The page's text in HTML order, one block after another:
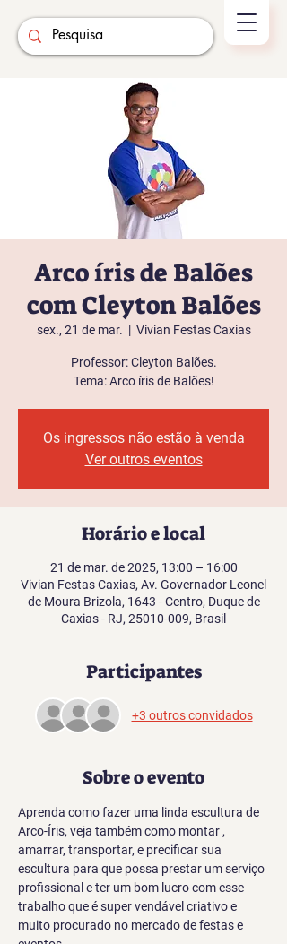
Arco íris de Balões
com Cleyton Balões
sex., 21 de mar.
  |
Vivian Festas Caxias
Professor: Cleyton Balões.
Tema: Arco íris de Balões!
Os ingressos não estão à venda
Ver outros eventos
Horário e local
21 de mar. de 2025, 13:00 – 16:00
Vivian Festas Caxias, Av. Governador Leonel
de Moura Brizola, 1643 - Centro, Duque de
Caxias - RJ, 25010-009, Brasil
Participantes
+3 outros convidados
Sobre o evento
Aprenda como fazer uma linda escultura de
Arco-Íris, veja também como montar ,
amarrar, transportar, e precificar sua
escultura para que possa prestar um serviço
profissional e ter um bom lucro com esse
trabalho que é super vendável criativo e
muito procurado no mercado de festas e